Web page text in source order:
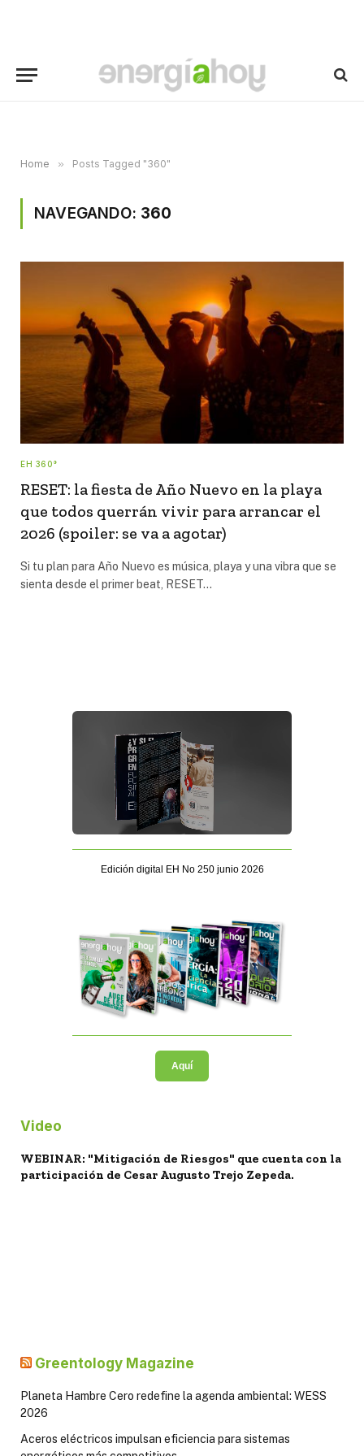
Home » Posts Tagged "360"
NAVEGANDO: 360
EH 360°
RESET: la fiesta de Año Nuevo en la playa
que todos querrán vivir para arrancar el
2026 (spoiler: se va a agotar)
Si tu plan para Año Nuevo es música, playa y una vibra que se
sienta desde el primer beat, RESET…
Edición digital EH No 250 junio 2026
Aquí
Video
WEBINAR: "Mitigación de Riesgos" que cuenta con la
participación de Cesar Augusto Trejo Zepeda.
Greentology Magazine
Planeta Hambre Cero redefine la agenda ambiental: WESS
2026
Aceros eléctricos impulsan eficiencia para sistemas